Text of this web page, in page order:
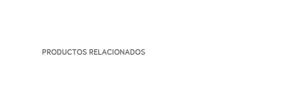
PRODUCTOS RELACIONADOS